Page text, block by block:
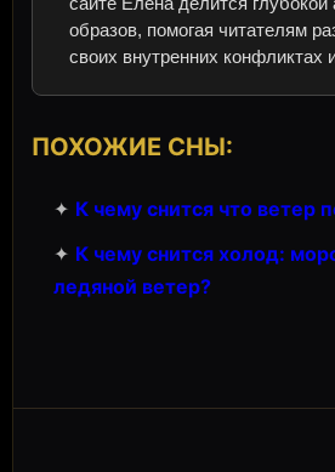
образов, помогая читателям
своих внутренних конфликтах
ПОХОЖИЕ СНЫ:
✦ К чему снится что ветер
✦ К чему снится холод:
ледяной ветер?